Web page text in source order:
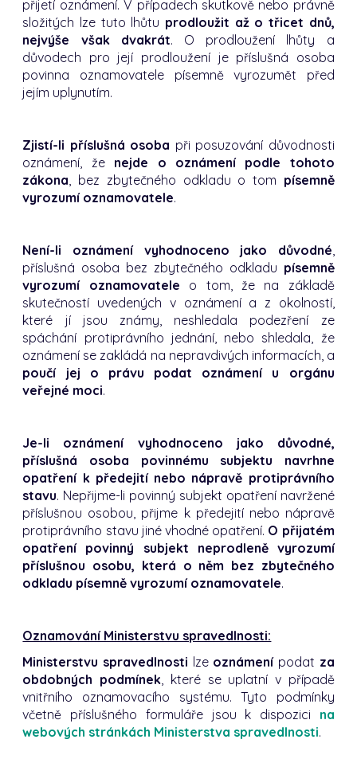
přijetí oznámení. V případech skutkově nebo právně
složitých lze tuto lhůtu prodloužit až o třicet dnů,
nejvýše však dvakrát. O prodloužení lhůty a
důvodech pro její prodloužení je příslušná osoba
povinna oznamovatele písemně vyrozumět před
jejím uplynutím.
Zjistí-li příslušná osoba při posuzování důvodnosti
oznámení, že nejde o oznámení podle tohoto
zákona, bez zbytečného odkladu o tom písemně
vyrozumí oznamovatele.
Není-li oznámení vyhodnoceno jako důvodné,
příslušná osoba bez zbytečného odkladu písemně
vyrozumí oznamovatele o tom, že na základě
skutečností uvedených v oznámení a z okolností,
které jí jsou známy, neshledala podezření ze
spáchání protiprávního jednání, nebo shledala, že
oznámení se zakládá na nepravdivých informacích, a
poučí jej o právu podat oznámení u orgánu
veřejné moci.
Je-li oznámení vyhodnoceno jako důvodné,
příslušná osoba povinnému subjektu navrhne
opatření k předejití nebo nápravě protiprávního
stavu. Nepřijme-li povinný subjekt opatření navržené
příslušnou osobou, přijme k předejití nebo nápravě
protiprávního stavu jiné vhodné opatření. O přijatém
opatření povinný subjekt neprodleně vyrozumí
příslušnou osobu, která o něm bez zbytečného
odkladu písemně vyrozumí oznamovatele.
Oznamování Ministerstvu spravedlnosti:
Ministerstvu spravedlnosti lze oznámenípodat za
obdobných podmínek, které se uplatní v případě
vnitřního oznamovacího systému. Tyto podmínky
včetně příslušného formuláře jsou k dispozici na
webových stránkách Ministerstva spravedlnosti.